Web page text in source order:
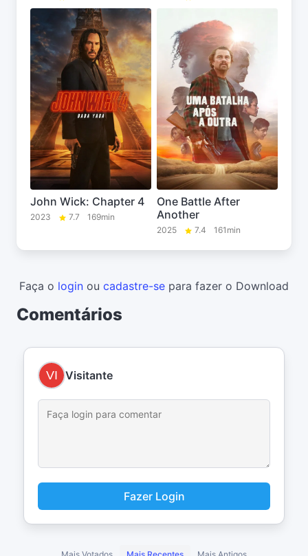
John Wick: Chapter 4
2023 7.7 169min
One Battle After
Another
2025 7.4 161min
Faça o login ou cadastre-se para fazer o Download
Comentários
Visitante
Fazer Login